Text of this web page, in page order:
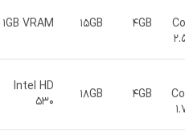
4GB
15GB
1GB VRAM
4GB
18GB
Intel HD
530